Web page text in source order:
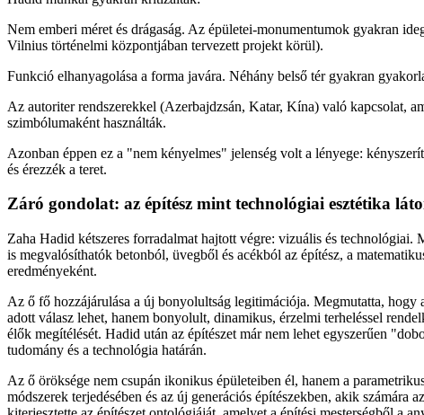
Nem emberi méret és drágaság. Az épületei-monumentumok gyakran
Vilnius történelmi központjában tervezett projekt körül).
Funkció elhanyagolása a forma javára. Néhány belső tér gyakran
Az autoriter rendszerekkel (Azerbajdzsán, Katar, Kína) való kapcsolat,
szimbólumaként használták.
Azonban éppen ez a "nem kényelmes" jelenség volt a lényege:
és érezzék a teret.
Záró gondolat: az építész mint technológiai esztétika
Zaha Hadid kétszeres forradalmat hajtott végre: vizuális és
is megvalósíthatók betonból, üvegből és acékból az építész, a
eredményeként.
Az ő fő hozzájárulása a új bonyolultság legitimációja. Megmutatta, hogy
adott válasz lehet, hanem bonyolult, dinamikus, érzelmi terheléssel
élők megítélését. Hadid után az építészet már nem lehet egyszerűen
tudomány és a technológia határán.
Az ő öröksége nem csupán ikonikus épületeiben él, hanem a
módszerek terjedésében és az új generációs építészekben, akik számára